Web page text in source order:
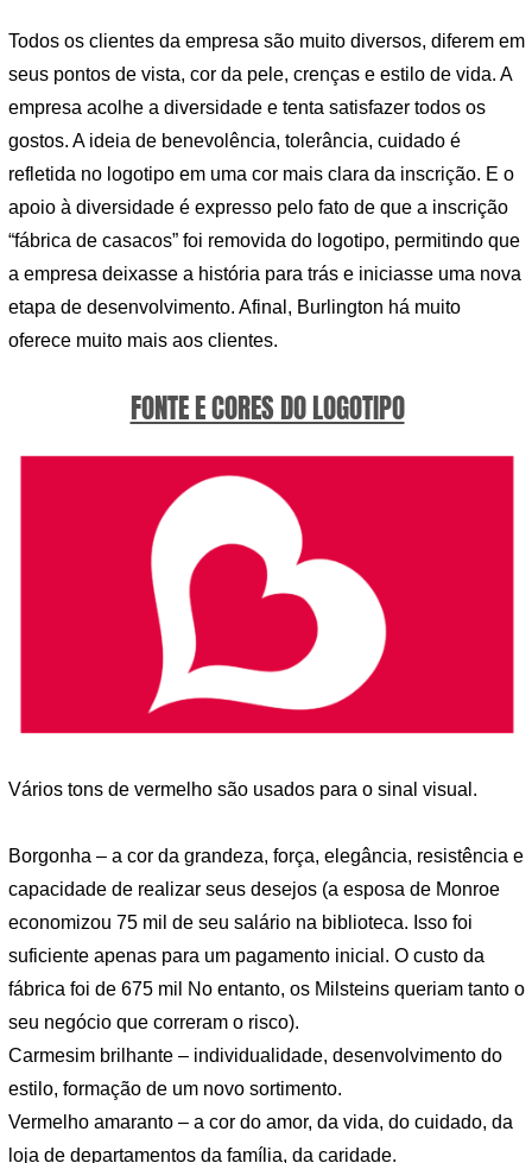
Todos os clientes da empresa são muito diversos, diferem em
seus pontos de vista, cor da pele, crenças e estilo de vida. A
empresa acolhe a diversidade e tenta satisfazer todos os
gostos. A ideia de benevolência, tolerância, cuidado é
refletida no logotipo em uma cor mais clara da inscrição. E o
apoio à diversidade é expresso pelo fato de que a inscrição
“fábrica de casacos” foi removida do logotipo, permitindo que
a empresa deixasse a história para trás e iniciasse uma nova
etapa de desenvolvimento. Afinal, Burlington há muito
oferece muito mais aos clientes.
FONTE E CORES DO LOGOTIPO
Vários tons de vermelho são usados ​​para o sinal visual.
Borgonha – a cor da grandeza, força, elegância, resistência e
capacidade de realizar seus desejos (a esposa de Monroe
economizou 75 mil de seu salário na biblioteca. Isso foi
suficiente apenas para um pagamento inicial. O custo da
fábrica foi de 675 mil No entanto, os Milsteins queriam tanto o
seu negócio que correram o risco).
Carmesim brilhante – individualidade, desenvolvimento do
estilo, formação de um novo sortimento.
Vermelho amaranto – a cor do amor, da vida, do cuidado, da
loja de departamentos da família, da caridade.